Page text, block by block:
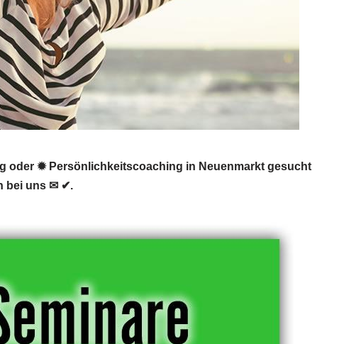
oder ✹ Persönlichkeitscoaching in Neuenmarkt gesucht
bei uns ✉ ✔.